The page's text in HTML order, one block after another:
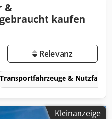
&
kaufen
Relevanz
Transportfahrzeuge &
Kleinanzeige